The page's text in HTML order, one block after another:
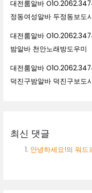
대전룸알바
정동여성알바 두정동보도
대전룸알바
밤알바 천안노래방도우미
대전룸알바
덕진구밤알바 덕진구보도
최신 댓글
안녕하세요!의워드